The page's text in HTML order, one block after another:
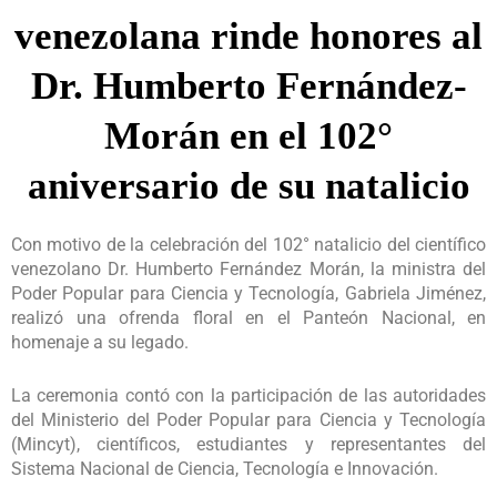
venezolana rinde honores al
Dr. Humberto Fernández-
Morán en el 102°
aniversario de su natalicio
Con motivo de la celebración del 102° natalicio del científico
venezolano Dr. Humberto Fernández Morán, la ministra del
Poder Popular para Ciencia y Tecnología, Gabriela Jiménez,
realizó una ofrenda floral en el Panteón Nacional, en
homenaje a su legado.
La ceremonia contó con la participación de las autoridades
del Ministerio del Poder Popular para Ciencia y Tecnología
(Mincyt), científicos, estudiantes y representantes del
Sistema Nacional de Ciencia, Tecnología e Innovación.